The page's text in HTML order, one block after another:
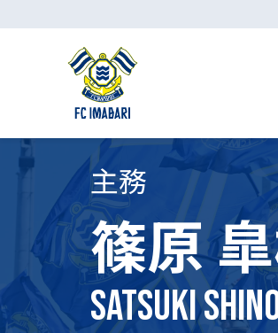
主務
篠原
Satsuki